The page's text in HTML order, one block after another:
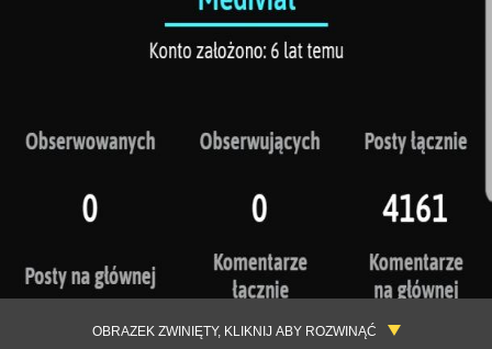
OBRAZEK ZWINIĘTY, KLIKNIJ ABY ROZWINĄĆ